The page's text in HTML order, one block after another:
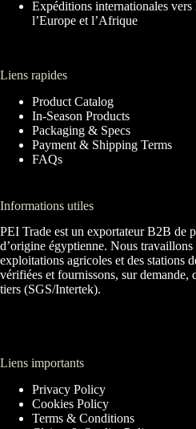
Expéditions internationales
l’Europe et l’Afrique
Liens rapides
Product Catalog
In-Season Products
Packaging & Specs
Payment & Shipping Terms
FAQs
Informations utiles
PEI Trade est un exportateur B2B de
d’origine égyptienne. Nous travaillons
exploitations agricoles et des stations
vérifiées et fournissons, sur demande,
tiers (SGS/Intertek).
Liens importants
Privacy Policy
Cookies Policy
Terms & Conditions